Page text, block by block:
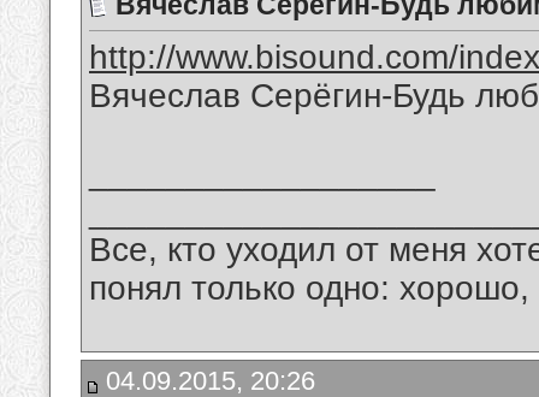
http://www.bisound.com/
Вячеслав Серёгин-Будь
Все, кто уходил от меня
понял только одно:
04.09.2015, 20:26